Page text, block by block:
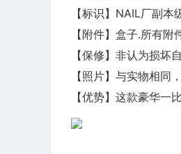
【标识】NAIL厂副
【附件】盒子.所有
【保修】非认为损坏
【照片】与实物相同
【优势】这款豪华一